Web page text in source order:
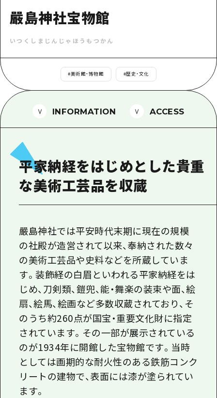
定番
自然
山口県東部
弾丸
日帰り
半日
2泊3日
愛媛県
島根県
お得な周遊チケット
HIROSHIMA FREE Wi-Fi
観光案内所
広島県を訪れる外国人旅行者向け情報一
ボランティアガイド
ガイドブック
広島県の魅力を動画でご紹介！
メディア掲載情報
フォトダウンロード
関連リンク
事業者・学校関係者の皆さま
嚴島神社宝物館
いつくしまじんじゃほうもつかん
#美術館・博物館 #歴史・文化
INFORMATION ACCESS
平家納経をはじめとした貴重
な美術工芸品を収蔵
嚴島神社では平安時代末期に現在の規模
の社殿が造営されて以来、奉納された数々
の美術工芸品や史料などを所蔵していま
す。装飾経の白眉といわれる平家納経をは
じめ、刀剣類、鎧兜、能・舞楽の装束や面、絵
扇、絵馬、絵画など多数収蔵されており、そ
のうち約260点が国宝・重要文化財に指定
されています。その一部が展示されている
のが1934年に開館した宝物館です。当時
としては画期的な耐火性のある鉄筋コンク
リートの建物で、表面には漆が塗られてい
ます。